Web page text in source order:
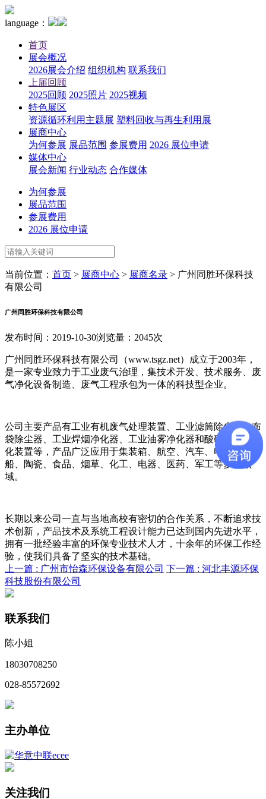
language：
首页
展会概况
2026展会介绍 组织机构 联系我们
上届回顾
2025回顾 2025照片 2025视频
特色展区
资源循环利用主题展 塑料回收与再生利用展
展商中心
为何参展 展品范围 参展费用 2026 展位申请
媒体中心
展会新闻 行业动态 合作媒体
为何参展
展品范围
参展费用
2026 展位申请
当前位置： 首页 > 展商中心 > 展商名录 > 广州同胜环保科技
有限公司
广州同胜环保科技有限公司
发布时间：2019-10-30浏览量：2045次
广州同胜环保科技有限公司（www.tsgz.net）成立于2003年，
是一家专业致力于工业废气治理，集技术开发、技术服务、废
气净化设备制造、废气工程承包为一体的科技型企业。
公司主要产品有工业有机废气处理装置、工业滤筒除尘器、布
袋除尘器、工业焊烟净化器、工业油雾净化器和酸碱性废气净
化装置等，产品广泛应用于集装箱、航空、汽车、电子、造
船、陶瓷、食品、烟草、化工、电器、医药、军工等多个领
域。
长期以来公司一直与当地高校有密切的合作关系，不断追求技
术创新，产品技术及系统工程设计能力已达到国内先进水平，
拥有一批经验丰富的环保专业技术人才，十余年的环保工作经
验，使我们具备了坚实的技术基础。
上一篇 : 广州市怡森环保设备有限公司 下一篇 : 河北丰源环保
科技股份有限公司
联系我们
陈小姐
18030708250
028-85572692
主办单位
关注我们